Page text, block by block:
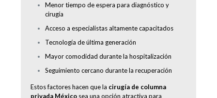
Menor tiempo de espera para diagnóstico y
cirugía
Acceso a especialistas altamente capacitados
Tecnología de última generación
Mayor comodidad durante la hospitalización
Seguimiento cercano durante la recuperación
Estos factores hacen que la cirugía de columna
privada México sea una opción atractiva para